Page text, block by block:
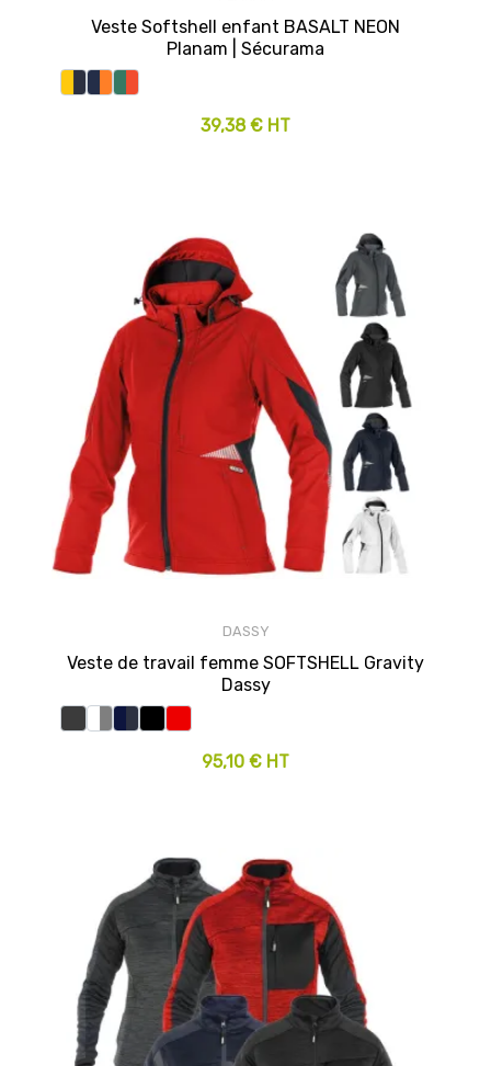
Veste Softshell enfant BASALT NEON
Planam | Sécurama
39,38 € HT
DASSY
Veste de travail femme SOFTSHELL Gravity
Dassy
95,10 € HT